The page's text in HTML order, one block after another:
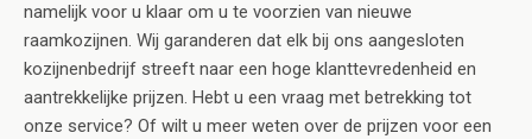
namelijk voor u klaar om u te voorzien van nieuwe
raamkozijnen. Wij garanderen dat elk bij ons aangesloten
kozijnenbedrijf streeft naar een hoge klanttevredenheid en
aantrekkelijke prijzen. Hebt u een vraag met betrekking tot
onze service? Of wilt u meer weten over de prijzen voor een